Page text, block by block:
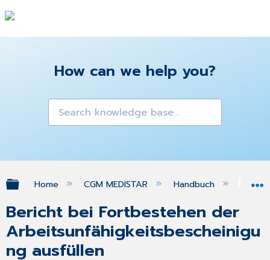
How can we help you?
Expand/collapse global hierarchy
Home CGM MEDISTAR Handbuch
Bericht bei Fortbestehen der
Arbeitsunfähigkeitsbescheinigu
ng ausfüllen